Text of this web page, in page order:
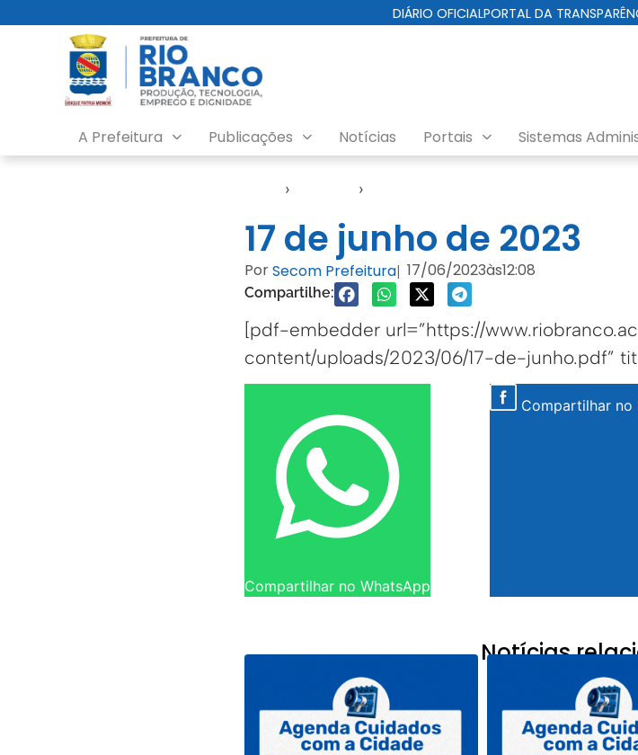
DIÁRIO OFICIALPORTAL DA
A Prefeitura Publicações Notícias Portais Sistemas
› ›
17 de junho de 2023
PorSecom Prefeitura| 17/06/2023às12:08
Compartilhe:
[pdf-embedder url=”https://
content/uploads/2023/06/17-de-junho.pdf”
Compartilhar no WhatsApp
Compartilhar no
Notícias